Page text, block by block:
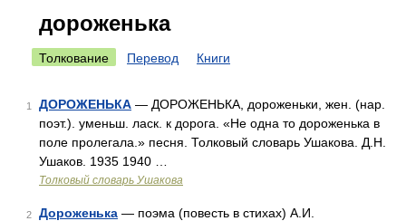
дороженька
Толкование Перевод Книги
1 ДОРОЖЕНЬКА — ДОРОЖЕНЬКА, дороженьки, жен. (нар.
поэт.). уменьш. ласк. к дорога. «Не одна то дороженька в
поле пролегала.» песня. Толковый словарь Ушакова. Д.Н.
Ушаков. 1935 1940 …
Толковый словарь Ушакова
2 Дороженька — поэма (повесть в стихах) А.И.